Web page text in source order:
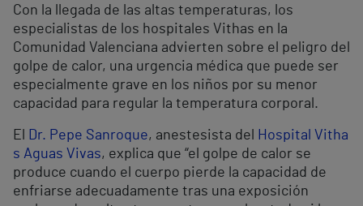
Con la llegada de las altas temperaturas, los
especialistas de los hospitales Vithas en la
Comunidad Valenciana advierten sobre el peligro del
golpe de calor, una urgencia médica que puede ser
especialmente grave en los niños por su menor
capacidad para regular la temperatura corporal.
El Dr. Pepe Sanroque, anestesista del
Hospital Vitha
s Aguas Vivas, explica que “el golpe de calor se
produce cuando el cuerpo pierde la capacidad de
enfriarse adecuadamente tras una exposición